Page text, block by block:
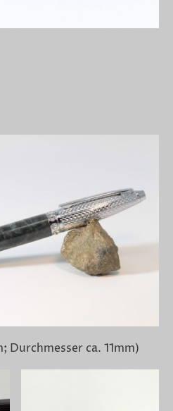
Durchmesser ca. 11mm)